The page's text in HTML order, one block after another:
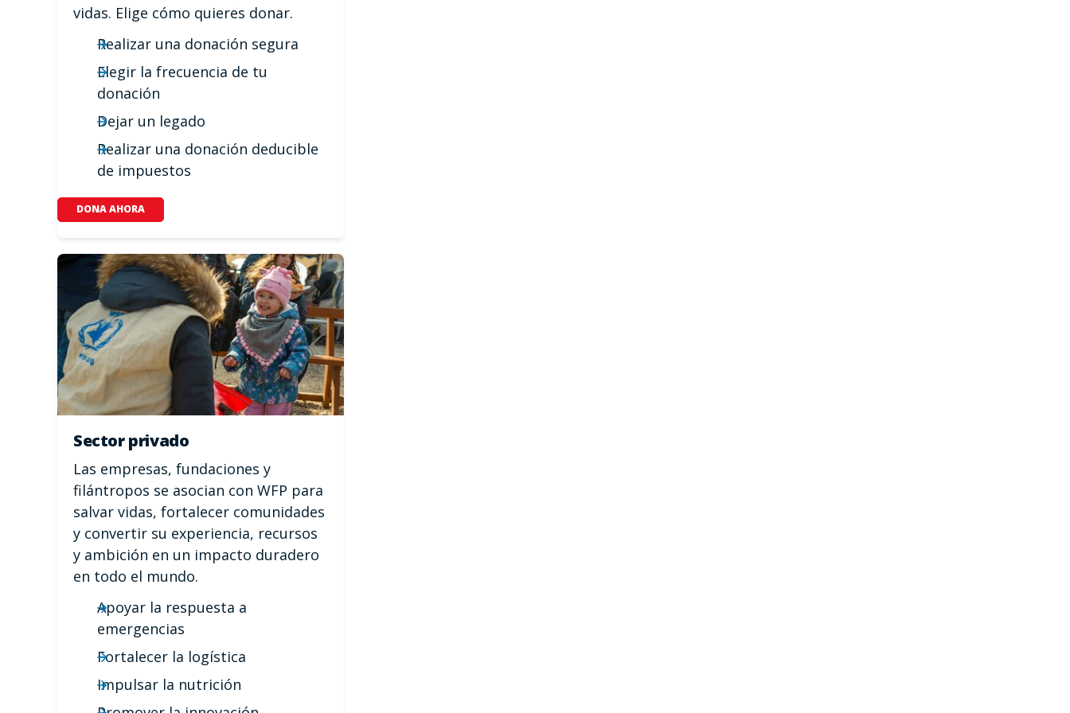
vidas. Elige cómo quieres donar.
Realizar una donación segura
Elegir la frecuencia de tu
donación
Dejar un legado
Realizar una donación deducible
de impuestos
DONA AHORA
Sector privado
Las empresas, fundaciones y
filántropos se asocian con WFP para
salvar vidas, fortalecer comunidades
y convertir su experiencia, recursos
y ambición en un impacto duradero
en todo el mundo.
Apoyar la respuesta a
emergencias
Fortalecer la logística
Impulsar la nutrición